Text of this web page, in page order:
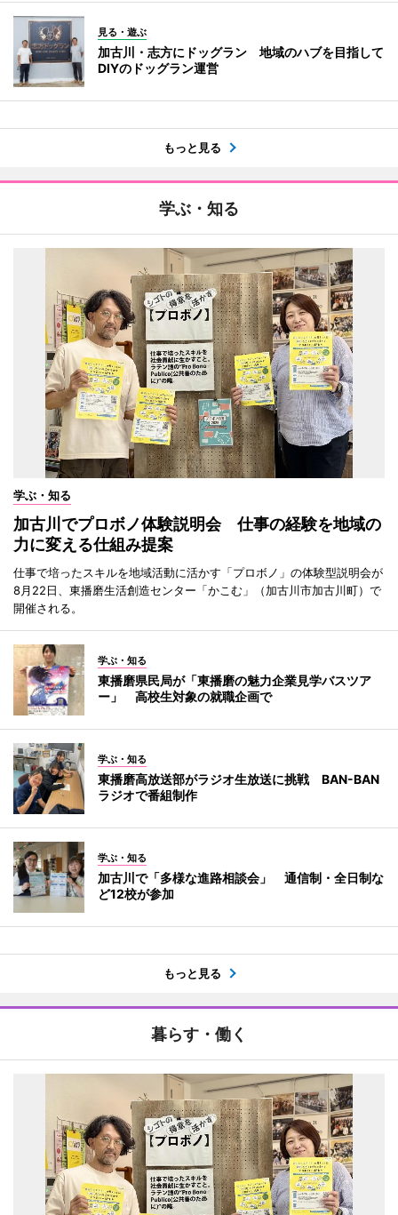
見る・遊ぶ
加古川・志方にドッグラン 地域のハブを目指して
DIYのドッグラン運営
もっと見る
学ぶ・知る
学ぶ・知る
加古川でプロボノ体験説明会 仕事の経験を地域の
力に変える仕組み提案
仕事で培ったスキルを地域活動に活かす「プロボノ」の体験型説明会が
8月22日、東播磨生活創造センター「かこむ」（加古川市加古川町）で
開催される。
学ぶ・知る
東播磨県民局が「東播磨の魅力企業見学バスツア
ー」 高校生対象の就職企画で
学ぶ・知る
東播磨高放送部がラジオ生放送に挑戦 BAN-BAN
ラジオで番組制作
学ぶ・知る
加古川で「多様な進路相談会」 通信制・全日制な
ど12校が参加
もっと見る
暮らす・働く